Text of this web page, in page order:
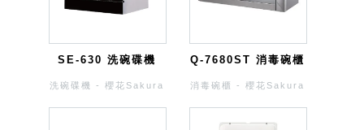
SE-630 洗碗碟機
洗碗碟機 - 櫻花Sakura
Q-7680ST 消毒碗櫃
消毒碗櫃 - 櫻花Sakura